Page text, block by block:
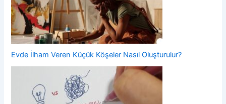
Evde İlham Veren Küçük Köşeler Nasıl Oluşturulur?